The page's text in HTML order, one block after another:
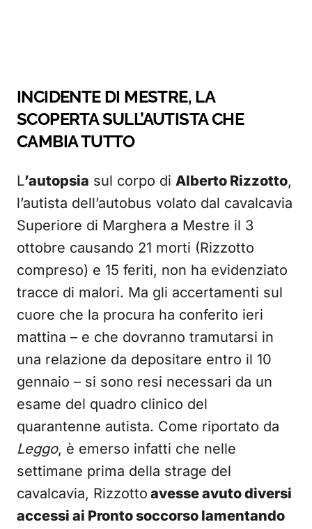
INCIDENTE DI MESTRE, LA
SCOPERTA SULL’AUTISTA CHE
CAMBIA TUTTO
L’autopsia sul corpo di Alberto Rizzotto,
l’autista dell’autobus volato dal cavalcavia
Superiore di Marghera a Mestre il 3
ottobre causando 21 morti (Rizzotto
compreso) e 15 feriti, non ha evidenziato
tracce di malori. Ma gli accertamenti sul
cuore che la procura ha conferito ieri
mattina – e che dovranno tramutarsi in
una relazione da depositare entro il 10
gennaio – si sono resi necessari da un
esame del quadro clinico del
quarantenne autista. Come riportato da
Leggo, è emerso infatti che nelle
settimane prima della strage del
cavalcavia, Rizzotto avesse avuto diversi
accessi ai Pronto soccorso lamentando